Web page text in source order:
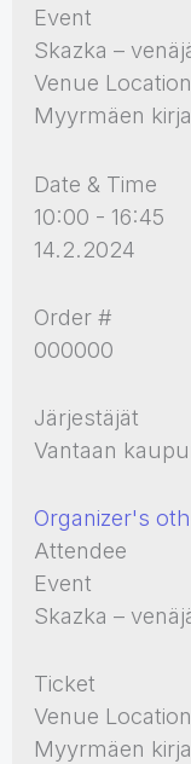
Event
Skazka –
Venue Location
Myyrmäen
Date & Time
10:00 - 16:45
14.2.2024
Order #
000000
Järjestäjät
Vantaan
Organizer's
Attendee
Event
Skazka –
Ticket
Venue Location
Myyrmäen